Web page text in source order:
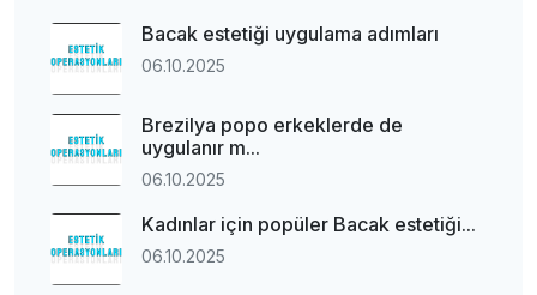
Bacak estetiği uygulama adımları
06.10.2025
Brezilya popo erkeklerde de
uygulanır m...
06.10.2025
Kadınlar için popüler Bacak estetiği...
06.10.2025